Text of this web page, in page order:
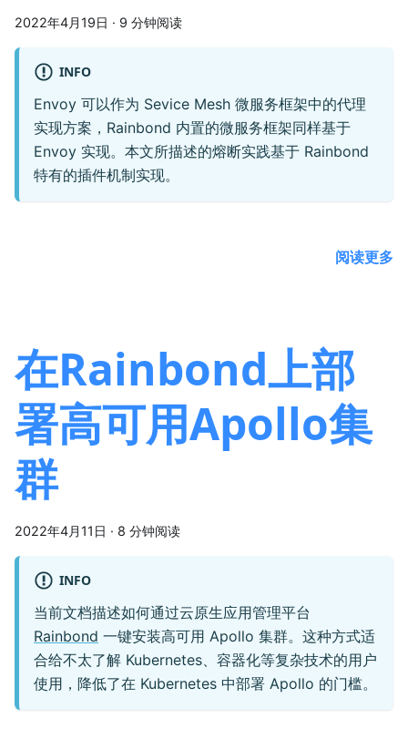
2022年4月19日 · 9 分钟阅读
INFO
Envoy 可以作为 Sevice Mesh 微服务框架中的代理
实现方案，Rainbond 内置的微服务框架同样基于
Envoy 实现。本文所描述的熔断实践基于 Rainbond
特有的插件机制实现。
阅读更多
在Rainbond上部
署高可用Apollo集
群
2022年4月11日 · 8 分钟阅读
INFO
当前文档描述如何通过云原生应用管理平台
Rainbond 一键安装高可用 Apollo 集群。这种方式适
合给不太了解 Kubernetes、容器化等复杂技术的用户
使用，降低了在 Kubernetes 中部署 Apollo 的门槛。